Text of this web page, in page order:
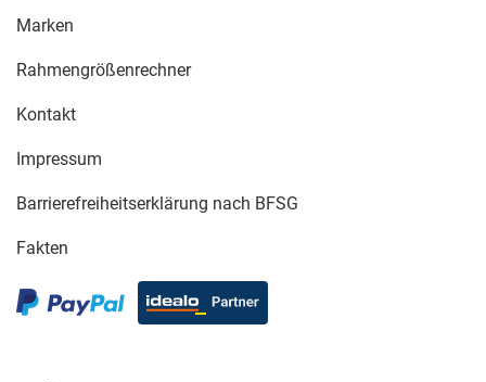
Marken
Rahmengrößenrechner
Kontakt
Impressum
Barrierefreiheitserklärung nach BFSG
Fakten